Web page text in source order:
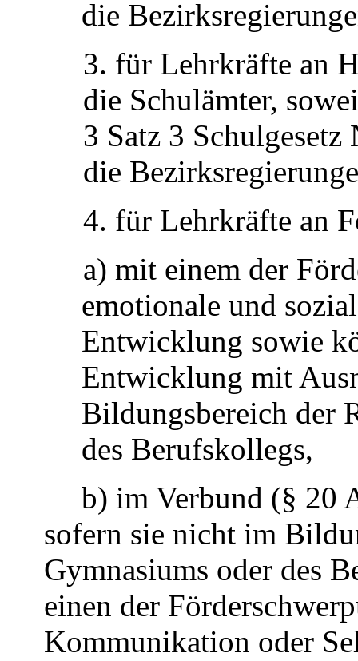
die
3. für Lehrkräfte an
die Schulämter,
3 Satz 3
die
4. für Lehrkräfte an
a) mit einem der
emotionale und
Entwicklung sowie
Entwicklung mit
Bildungsbereich der
des Berufskollegs,
b) im Verbund (§ 20
sofern sie nicht im
Gymnasiums oder des
einen der
Kommunikation oder